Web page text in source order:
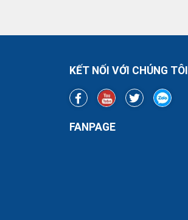
KẾT NỐI VỚI CHÚNG TÔI
FANPAGE